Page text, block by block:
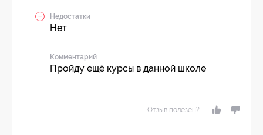
Недостатки
Нет
Комментарий
Пройду ещё курсы в данной школе
Отзыв полезен?